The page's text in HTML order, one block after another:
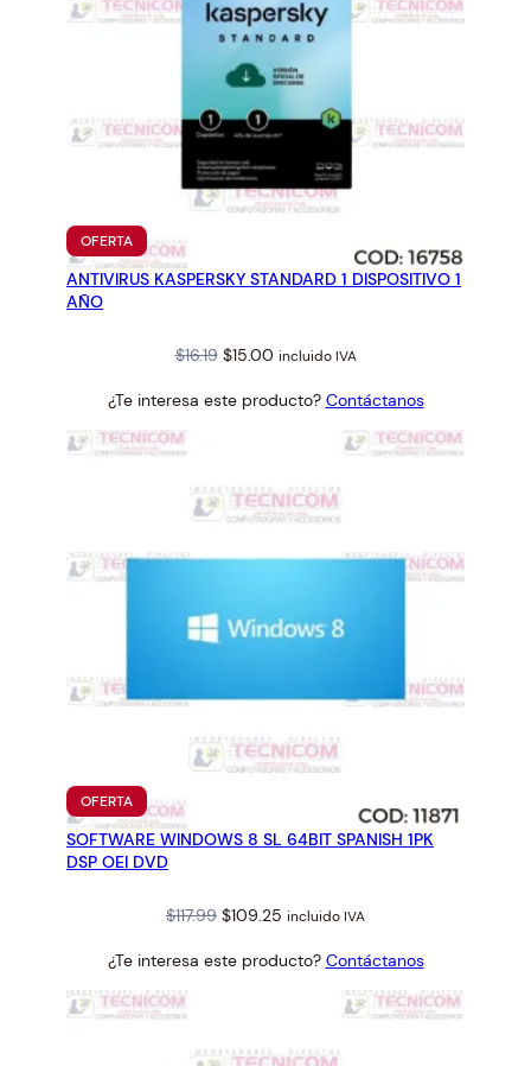
OFERTAPRODUCTO
EN
OFERTA
ANTIVIRUS KASPERSKY STANDARD 1 DISPOSITIVO 1
AÑO
$16.19 Original
was:
$15.00Current
is:
incluido IVA
¿Te interesa este producto? Contáctanos
OFERTAPRODUCTO
EN
OFERTA
SOFTWARE WINDOWS 8 SL 64BIT SPANISH 1PK
DSP OEI DVD
$117.99 Original
was:
$109.25 Current
is:
incluido IVA
¿Te interesa este producto? Contáctanos